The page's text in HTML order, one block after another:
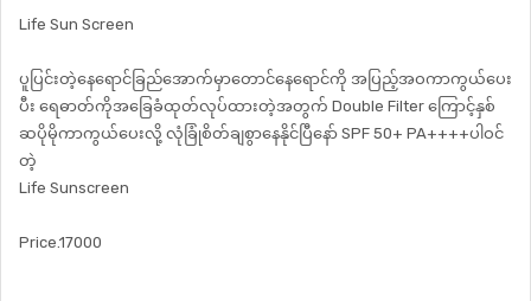
Life Sun Screen
ပူပြင်းတဲ့နေရောင်ခြည်အောက်မှာတောင်နေရောင်ကို အပြည့်အဝကာကွယ်ပေး
ပီး ရေဓာတ်ကိုအခြေခံထုတ်လုပ်ထားတဲ့အတွက် Double Filter ကြောင့်နှစ်
ဆပိုမိုကာကွယ်ပေးလို့ လုံခြုံစိတ်ချစွာနေနိုင်ပြီနော် SPF 50+ PA++++ပါဝင်
တဲ့
Life Sunscreen
Price.17000